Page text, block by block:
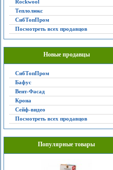
Rockwool
Теплолюкс
СибТопПром
Посмотреть всех продавцов
Новые продавцы
СибТопПром
Бафус
Вент-Фасад
Крона
Сейф-видео
Посмотреть всех продавцов
Популярные товары